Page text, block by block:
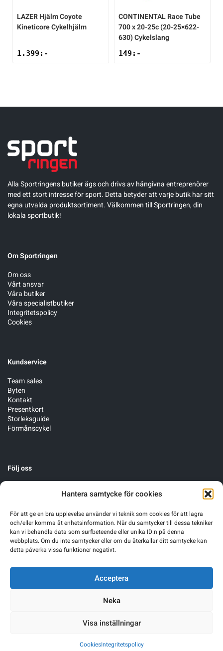
Hantera samtycke för cookies
För att ge en bra upplevelse använder vi teknik som cookies för att lagra
och/eller komma åt enhetsinformation. När du samtycker till dessa tekniker
kan vi behandla data som surfbeteende eller unika ID:n på denna
webbplats. Om du inte samtycker eller om du återkallar ditt samtycke kan
detta påverka vissa funktioner negativt.
Acceptera
Neka
Visa inställningar
CookiesIntegritetspolicy
LAZERHjälm Coyote
Kineticore Cykelhjälm
1.399 :-
CONTINENTALRace Tube
700 x 20-25c (20-25×622-
630) Cykelslang
149 :-
Alla Sportringens butiker ägs och drivs av hängivna entreprenörer
med ett stort intresse för sport. Detta betyder att varje butik har sitt
egna utvalda produktsortiment. Välkommen till Sportringen, din
lokala sportbutik!
Om Sportringen
Om oss
Vårt ansvar
Våra butiker
Våra specialistbutiker
Integritetspolicy
Cookies
Kundservice
Team sales
Byten
Kontakt
Presentkort
Storleksguide
Förmånscykel
Följ oss
content/themes/sgn-theme/functions.phpon line